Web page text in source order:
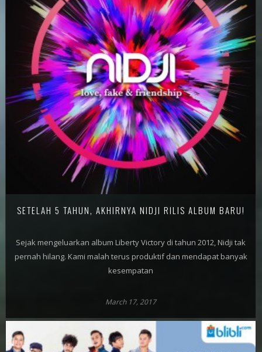
SETELAH 5 TAHUN, AKHIRNYA NIDJI RILIS ALBUM BARU!
Sejak mengeluarkan album Liberty Victory di tahun 2012, Nidji tak
pernah hilang. Kami malah terus produktif dan mendapat banyak
kesempatan
March 17, 2017